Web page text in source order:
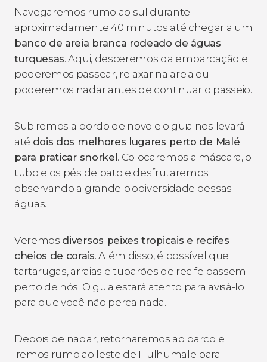
Navegaremos rumo ao sul durante
aproximadamente 40 minutos até chegar a um
banco de areia branca rodeado de águas
turquesas. Aqui, desceremos da embarcação e
poderemos passear, relaxar na areia ou
poderemos nadar antes de continuar o passeio.
Subiremos a bordo de novo e o guia nos levará
até dois dos melhores lugares perto de Malé
para praticar snorkel . Colocaremos a máscara, o
tubo e os pés de pato e desfrutaremos
observando a grande biodiversidade dessas
águas.
Veremos diversos peixes tropicais e recifes
cheios de corais. Além disso, é possível que
tartarugas, arraias e tubarões de recife passem
perto de nós. O guia estará atento para avisá-lo
para que você não perca nada.
Depois de nadar, retornaremos ao barco e
iremos rumo ao leste de Hulhumale para